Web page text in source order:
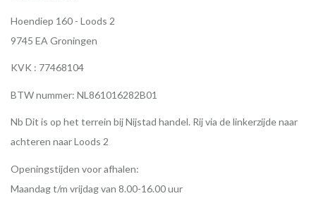
Hoendiep 160 - Loods 2
9745 EA Groningen
KVK : 77468104
BTW nummer: NL861016282B01
Nb Dit is op het terrein bij Nijstad handel. Rij via de linkerzijde naar
achteren naar Loods 2
Openingstijden voor afhalen:
Maandag t/m vrijdag van 8.00-16.00 uur